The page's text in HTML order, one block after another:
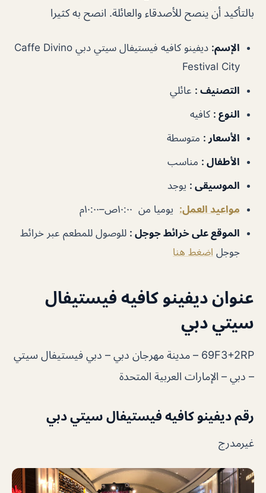
بالتأكيد أن ينصح للأصدقاء والعائلة. انصح به كثيرا
الإسم:
ديفينو كافيه فيستيفال سيتي دبي Caffe Divino
Festival City
التصنيف : عائلي
النوع : كافيه
الأسعار : متوسطة
الأطفال : مناسب
الموسيقى : يوجد
مواعيد العمل: يوميا من ١٠:٠٠ص–١٠:٠٠م
الموقع على خرائط جوجل : للوصول للمطعم عبر خرائط
جوجل اضغط هنا
عنوان ديفينو كافيه فيستيفال
سيتي دبي
69F3+2RP – مدينة مهرجان دبي – دبي فيستيفال سيتي
– دبي – الإمارات العربية المتحدة
رقم ديفينو كافيه فيستيفال سيتي دبي
غيرمدرج